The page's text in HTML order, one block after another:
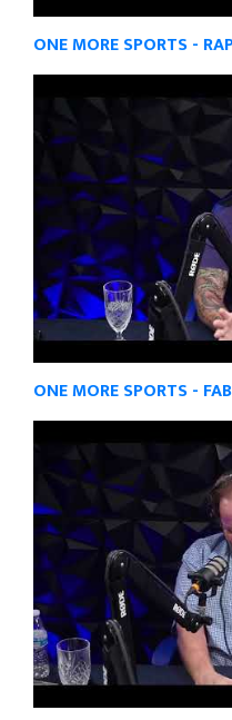
ONE MORE SPORTS -
ONE MORE SPORTS -